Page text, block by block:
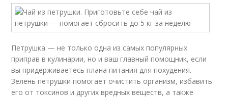
Петрушка — не только одна из самых популярных
приправ в кулинарии, но и ваш главный помощник, если
вы придерживаетесь плана питания для похудения.
Зелень петрушки помогает очистить организм, избавить
его от токсинов и других вредных веществ, а также